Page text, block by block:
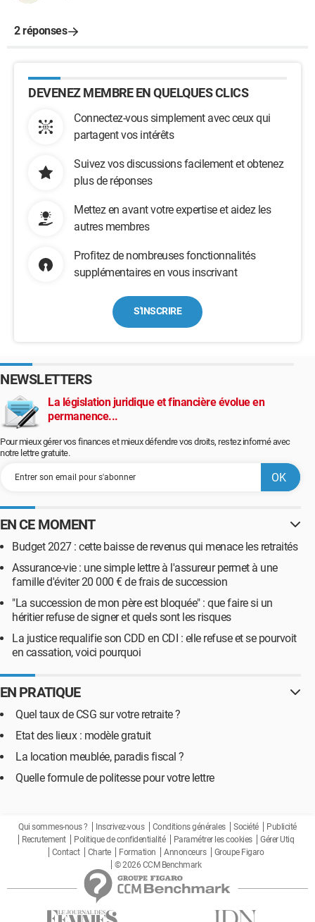
2 réponses
DEVENEZ MEMBRE EN QUELQUES CLICS
Connectez-vous simplement avec ceux qui
partagent vos intérêts
Suivez vos discussions facilement et obtenez
plus de réponses
Mettez en avant votre expertise et aidez les
autres membres
Profitez de nombreuses fonctionnalités
supplémentaires en vous inscrivant
S'INSCRIRE
NEWSLETTERS
La législation juridique et financière évolue en
permanence...
Pour mieux gérer vos finances et mieux défendre vos droits, restez informé avec
notre lettre gratuite.
EN CE MOMENT
Budget 2027 : cette baisse de revenus qui menace les retraités
Assurance-vie : une simple lettre à l'assureur permet à une
famille d'éviter 20 000 € de frais de succession
"La succession de mon père est bloquée" : que faire si un
héritier refuse de signer et quels sont les risques
La justice requalifie son CDD en CDI : elle refuse et se pourvoit
en cassation, voici pourquoi
EN PRATIQUE
Quel taux de CSG sur votre retraite ?
Etat des lieux : modèle gratuit
La location meublée, paradis fiscal ?
Quelle formule de politesse pour votre lettre
Qui sommes-nous ? Inscrivez-vous Conditions générales Société
Publicité
Recrutement
Politique de confidentialité Paramétrer les cookies
Gérer Utiq
Contact
Charte Formation Annonceurs
Groupe Figaro
© 2026 CCM Benchmark